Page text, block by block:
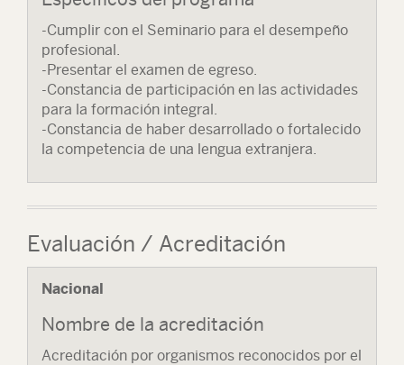
-Cumplir con el Seminario para el desempeño
profesional.
-Presentar el examen de egreso.
-Constancia de participación en las actividades
para la formación integral.
-Constancia de haber desarrollado o fortalecido
la competencia de una lengua extranjera.
Evaluación / Acreditación
Nacional
Nombre de la acreditación
Acreditación por organismos reconocidos por el